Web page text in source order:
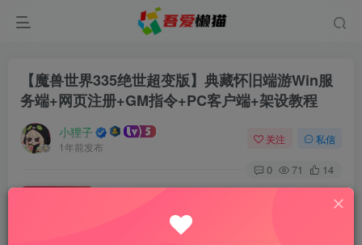
【魔兽世界335绝世超变版】典藏怀旧端游Win服
务端+网页注册+GM指令+PC客户端+架设教程
小狸子
1年前发布
关注 私信
0 71 14
此内容为付费资源，请付费后查看